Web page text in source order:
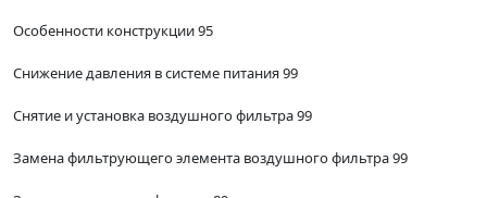
Особенности конструкции 95
Снижение давления в системе питания 99
Снятие и установка воздушного фильтра 99
Замена фильтрующего элемента воздушного фильтра 99